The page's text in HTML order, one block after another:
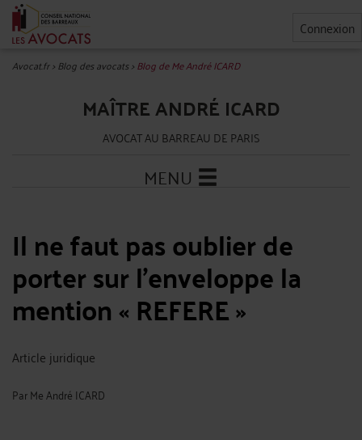
Connexion
Avocat.fr>Blog des avocats>Blog de Me André ICARD
MAÎTRE ANDRÉ ICARD
AVOCAT AU BARREAU DE PARIS
MENU
Il ne faut pas oublier de
porter sur l’enveloppe la
mention « REFERE »
Article juridique
ParMe André ICARD